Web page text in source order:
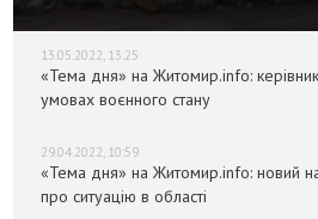
13.05.2022, 13:25
«Тема дня» на Житомир.info:
умовах воєнного стану
29.04.2022, 10:59
«Тема дня» на Житомир.info: новий
про ситуацію в області